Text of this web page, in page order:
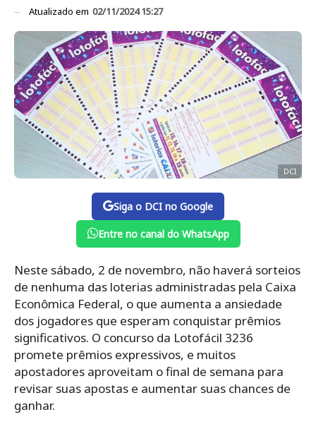
Atualizado em 02/11/2024 15:27
DCI
Siga o DCI no Google
Entre no canal do WhatsApp
Neste sábado, 2 de novembro, não haverá sorteios
de nenhuma das loterias administradas pela Caixa
Econômica Federal, o que aumenta a ansiedade
dos jogadores que esperam conquistar prêmios
significativos. O concurso da Lotofácil 3236
promete prêmios expressivos, e muitos
apostadores aproveitam o final de semana para
revisar suas apostas e aumentar suas chances de
ganhar.